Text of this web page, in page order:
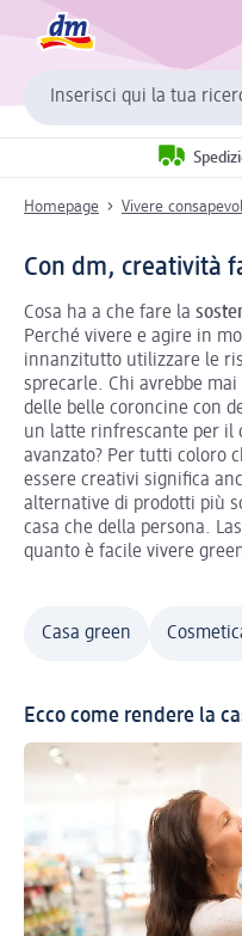
Inserisci qui la tua
Homepage Vivere
Con dm, creatività
Cosa ha a che fare la
Perché vivere e agire in
innanzitutto utilizzare le
sprecarle. Chi avrebbe
delle belle coroncine con
un latte rinfrescante per il
avanzato? Per tutti coloro
essere creativi significa
alternative di prodotti più
casa che della persona.
quanto è facile vivere
Casa green
Ecco come rendere la